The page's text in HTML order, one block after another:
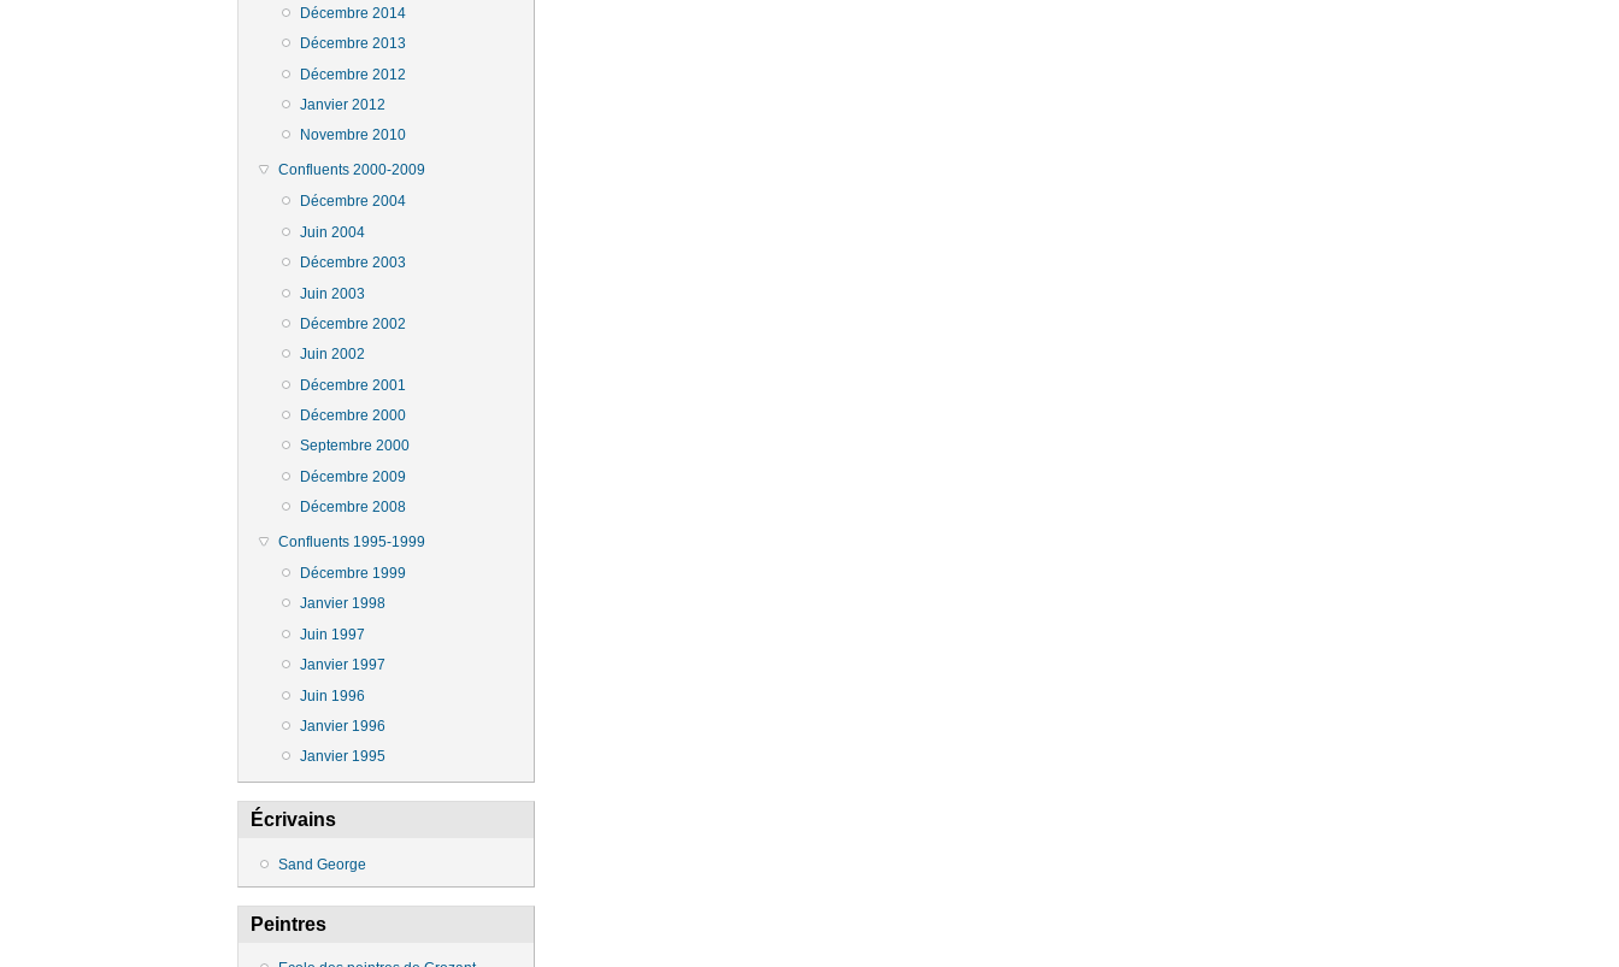
Décembre 2014
Décembre 2013
Décembre 2012
Janvier 2012
Novembre 2010
Confluents 2000-2009
Décembre 2004
Juin 2004
Décembre 2003
Juin 2003
Décembre 2002
Juin 2002
Décembre 2001
Décembre 2000
Septembre 2000
Décembre 2009
Décembre 2008
Confluents 1995-1999
Décembre 1999
Janvier 1998
Juin 1997
Janvier 1997
Juin 1996
Janvier 1996
Janvier 1995
Écrivains
Sand George
Peintres